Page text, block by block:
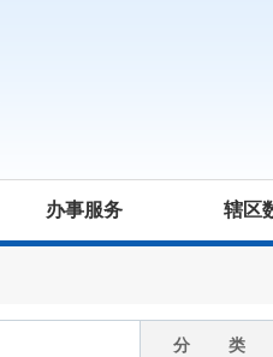
办事服务 辖区
分 类